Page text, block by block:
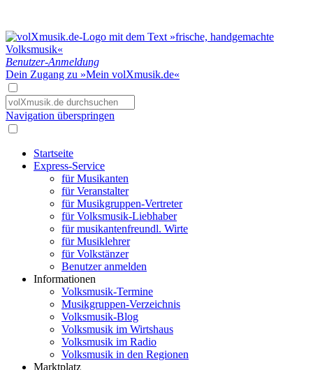
Benutzer-Anmeldung
Dein Zugang zu »Mein volXmusik.de«
Navigation überspringen
Startseite
Express-Service
für Musikanten
für Veranstalter
für Musikgruppen-Vertreter
für Volksmusik-Liebhaber
für musikantenfreundl. Wirte
für Musiklehrer
für Volkstänzer
Benutzer anmelden
Informationen
Volksmusik-Termine
Musikgruppen-Verzeichnis
Volksmusik-Blog
Volksmusik im Wirtshaus
Volksmusik im Radio
Volksmusik in den Regionen
Marktplatz